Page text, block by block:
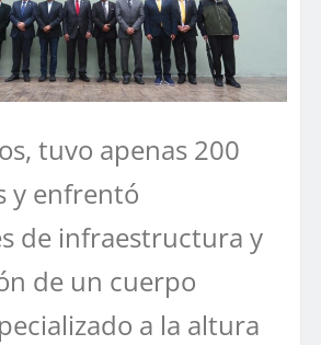
tuvo apenas 200
y enfrentó
de infraestructura y
de un cuerpo
a la altura